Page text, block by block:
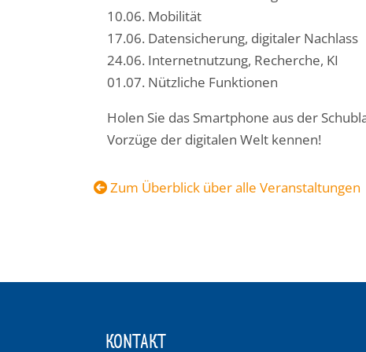
10.06. Mobilität
17.06. Datensicherung, digitaler Nachlass
24.06. Internetnutzung, Recherche, KI
01.07. Nützliche Funktionen
Holen Sie das Smartphone aus der
Vorzüge der digitalen Welt kennen!
Zum Überblick über alle Veranstaltungen
KONTAKT